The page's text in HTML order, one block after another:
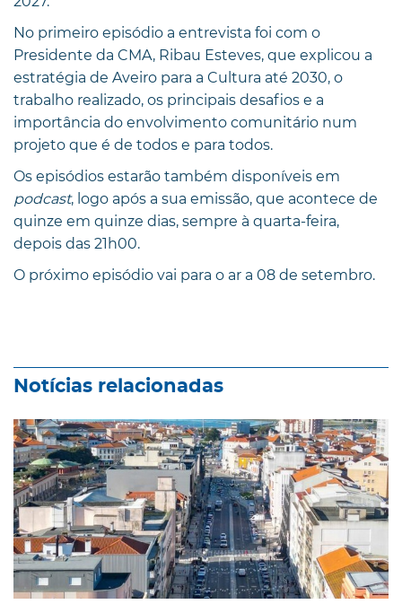
No primeiro episódio a entrevista foi com o
Presidente da CMA, Ribau Esteves, que explicou a
estratégia de Aveiro para a Cultura até 2030, o
trabalho realizado, os principais desafios e a
importância do envolvimento comunitário num
projeto que é de todos e para todos.
Os episódios estarão também disponíveis em
podcast, logo após a sua emissão, que acontece de
quinze em quinze dias, sempre à quarta-feira,
depois das 21h00.
O próximo episódio vai para o ar a 08 de setembro.
Notícias relacionadas